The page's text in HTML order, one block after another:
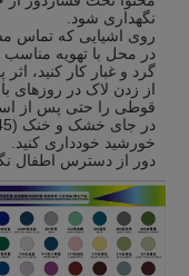
نگهداری شود.
روی اشیایی که تماس
در محل با تهویه
گرد و غبار کار کنید،
از زدن لاک در روزهای
قوطی را حتی پس از
خورشید خودداری کنید.
دور از دسترس اطفال